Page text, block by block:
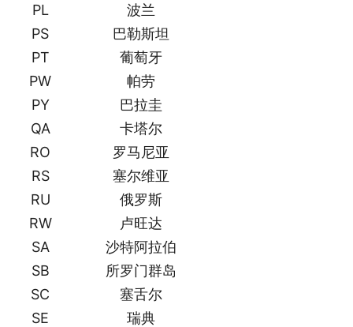
PL
波兰
PS
巴勒斯坦
PT
葡萄牙
PW
帕劳
PY
巴拉圭
QA
卡塔尔
RO
罗马尼亚
RS
塞尔维亚
RU
俄罗斯
RW
卢旺达
SA
沙特阿拉伯
SB
所罗门群岛
SC
塞舌尔
SE
瑞典